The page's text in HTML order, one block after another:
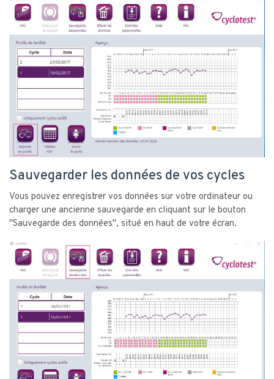
Sauvegarder les données de vos cycles
Vous pouvez enregistrer vos données sur votre ordinateur ou
charger une ancienne sauvegarde en cliquant sur le bouton
"Sauvegarde des données", situé en haut de votre écran.